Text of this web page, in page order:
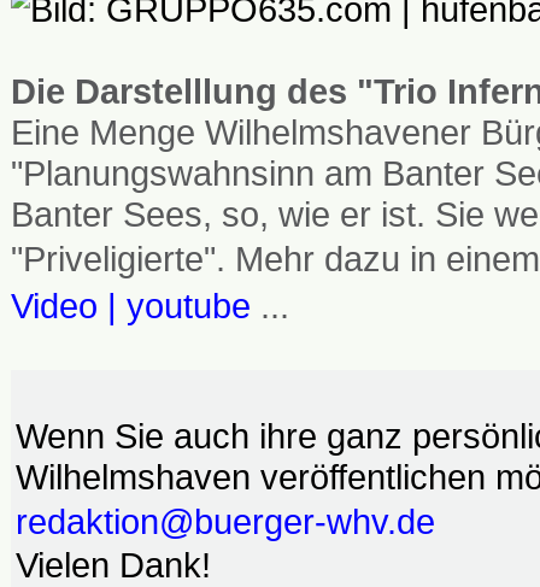
Die Darstelllung des "Trio
Eine Menge Wilhelmshavener
"Planungswahnsinn am Banter
Banter Sees, so, wie er ist. Sie
"Priveligierte". Mehr dazu in
Video | youtube ...
Wenn Sie auch ihre ganz
Wilhelmshaven veröffentlichen
redaktion@buerger-whv.de
Vielen Dank!